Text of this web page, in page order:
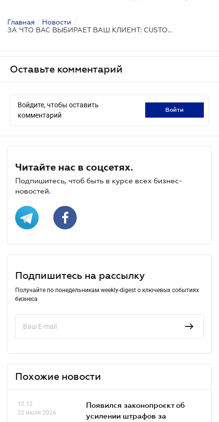
Главная / Новости /
ЗА ЧТО ВАС ВЫБИРАЕТ ВАШ КЛИЕНТ: CUSTOMER EXPERIENCE MANAGEMENT 7
Оставьте комментарий
Войдите, чтобы оставить
комментарий
войти
Читайте нас в соцсетях.
Подпишитесь, чтоб быть в курсе всех бизнес-
новостей.
Подпишитесь на рассылку
Получайте по понедельникам weekly-digest о ключевых событиях
бизнеса
Похожие новости
12.12
22 июля 2026
Появился законопроєкт об
усилении штрафов за